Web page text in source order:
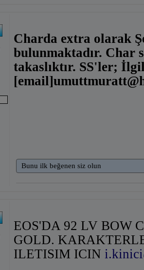
Charda extra olarak
bulunmaktadır. Char
takaslıktır. SS'ler;
[email]
Bunu ilk beğenen siz olun
EOS'DA 92 LV BOW
GOLD.
ILETISIM ICIN